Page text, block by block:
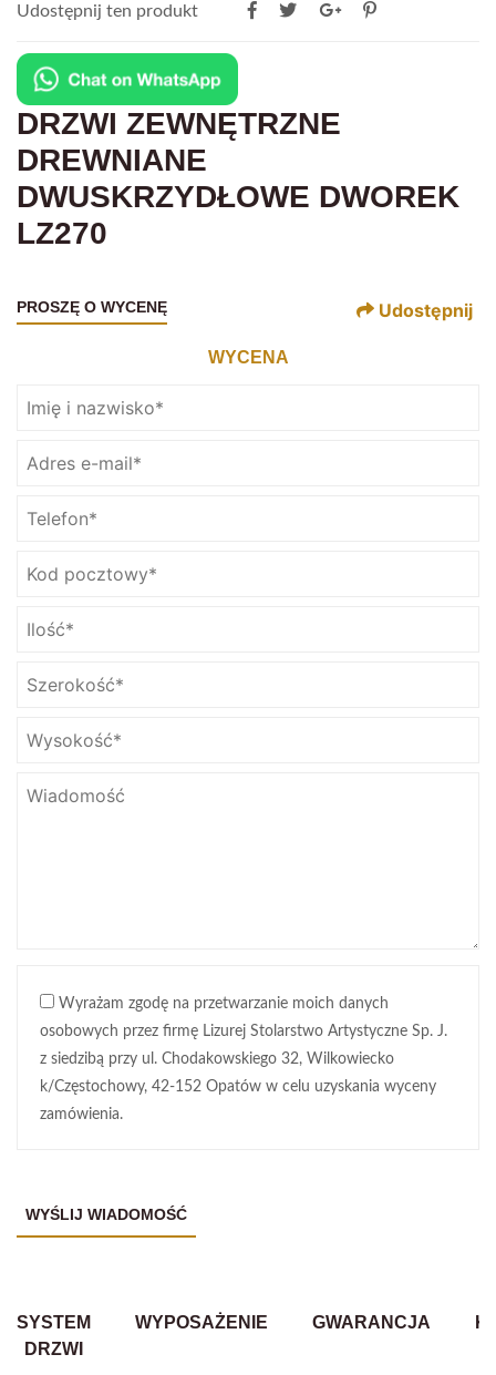
Udostępnij ten produkt
DRZWI ZEWNĘTRZNE
DREWNIANE
DWUSKRZYDŁOWE DWOREK
LZ270
PROSZĘ O WYCENĘ Udostępnij
WYCENA
Wyrażam zgodę na przetwarzanie moich danych
osobowych przez firmę Lizurej Stolarstwo Artystyczne Sp. J.
z siedzibą przy ul. Chodakowskiego 32, Wilkowiecko
k/Częstochowy, 42-152 Opatów w celu uzyskania wyceny
zamówienia.
SYSTEM
DRZWI
WYPOSAŻENIE GWARANCJA